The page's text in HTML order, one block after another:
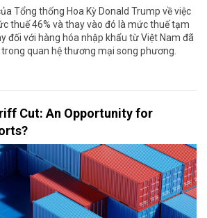
Tổng thống Hoa Kỳ Donald Trump về việc
thuế 46% và thay vào đó là mức thuế tạm
đối với hàng hóa nhập khẩu từ Việt Nam đã
quan hệ thương mại song phương.
Cut: An Opportunity for